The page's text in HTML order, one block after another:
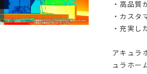
・高品質
・カスタ
・充実し
アキュラ
ュラホー